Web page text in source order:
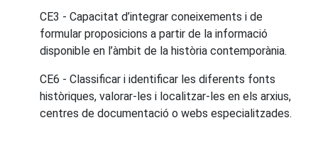
CE3 - Capacitat d’integrar coneixements i de
formular proposicions a partir de la informació
disponible en l’àmbit de la història contemporània.
CE6 - Classificar i identificar les diferents fonts
històriques, valorar-les i localitzar-les en els arxius,
centres de documentació o webs especialitzades.